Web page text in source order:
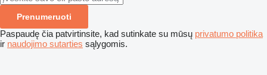
Prenumeruoti
Paspaudę čia patvirtinsite, kad sutinkate su mūsų privatumo politika
ir naudojimo sutarties sąlygomis.